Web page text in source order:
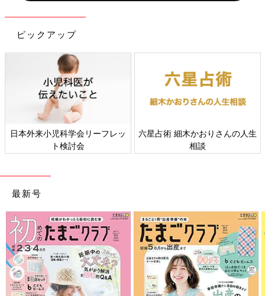
●おむつカバー
布おむつを固定し、もれを防止します。布おむつとセットで使い
紙おむつのときと同様に、赤ちゃんに合ったものを選びましょ
う。湯にぬらして絞ったコットンでもかまいません。
●バケツと洗剤
使用済みの布おむつは洗剤の入ったバケツにつけ置きし、まとめ
て洗濯機で洗います。そのほうが汚れを早く落とせます。うんち
布おむつの替え方 男女別のコツ
布おむつの替え方を詳しく見ていきましょう。男女別におむつの
当て方のコツも紹介します。
１ 布おむつを開いて汚れをふく
おむつカバーをはずし、布おむつを開きます。ママやパパは片手
ピックアップ
日本外来小児科学会リーフレッ
ト検討会
六星占術 細木かおりさんの人生
相談
最新号